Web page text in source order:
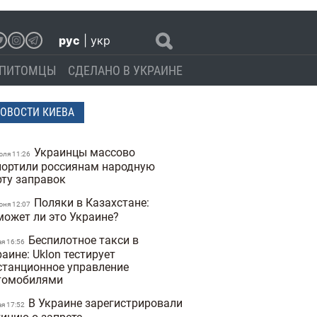
рус укр
ПИТОМЦЫ СДЕЛАНО В УКРАИНЕ
КИЕВА
11:26 Украинцы массово
россиянам народную
заправок
12:07
Поляки в Казахстане:
ли это Украине?
16:56
Беспилотное такси в
Uklon тестирует
управление
17:52
В Украине зарегистрировали